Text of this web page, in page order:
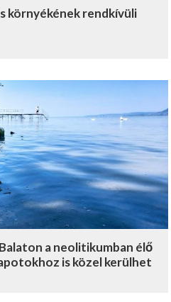
környékének rendkívüli
a neolitikumban élő
is közel kerülhet